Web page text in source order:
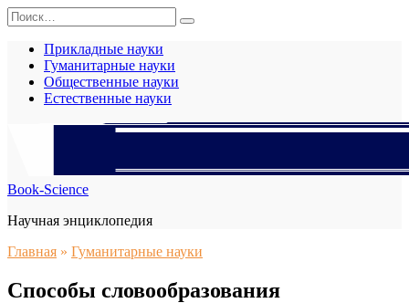
Перейти
к
содержанию
Search
for:
Прикладные науки
Гуманитарные науки
Общественные науки
Естественные науки
Book-Science
Научная энциклопедия
Главная » Гуманитарные науки
Способы словообразования